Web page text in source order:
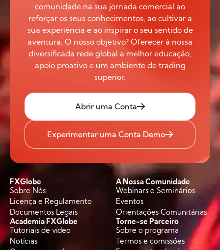
comunidade na sua jornada comercial ao
reforçar os seus conhecimentos, ao cultivar a
sua experiência e ao inspirar o seu sentido de
aventura. O nosso objetivo? Oferecer à nossa
diversificada rede global a melhor educação,
apoio proativo e um ambiente de trading
superior.
Abrir uma Conta
Experimentar uma Conta Demo
FXGlobe
Sobre Nós
Licença e Regulamento
Documentos Legais
A Nossa Comunidade
Webinars e Seminários
Eventos
Orientações Comunitárias
Academia FXGlobe
Tutoriais de vídeo
Notícias
Torne-se Parceiro
Sobre o programa
Termos e comissões